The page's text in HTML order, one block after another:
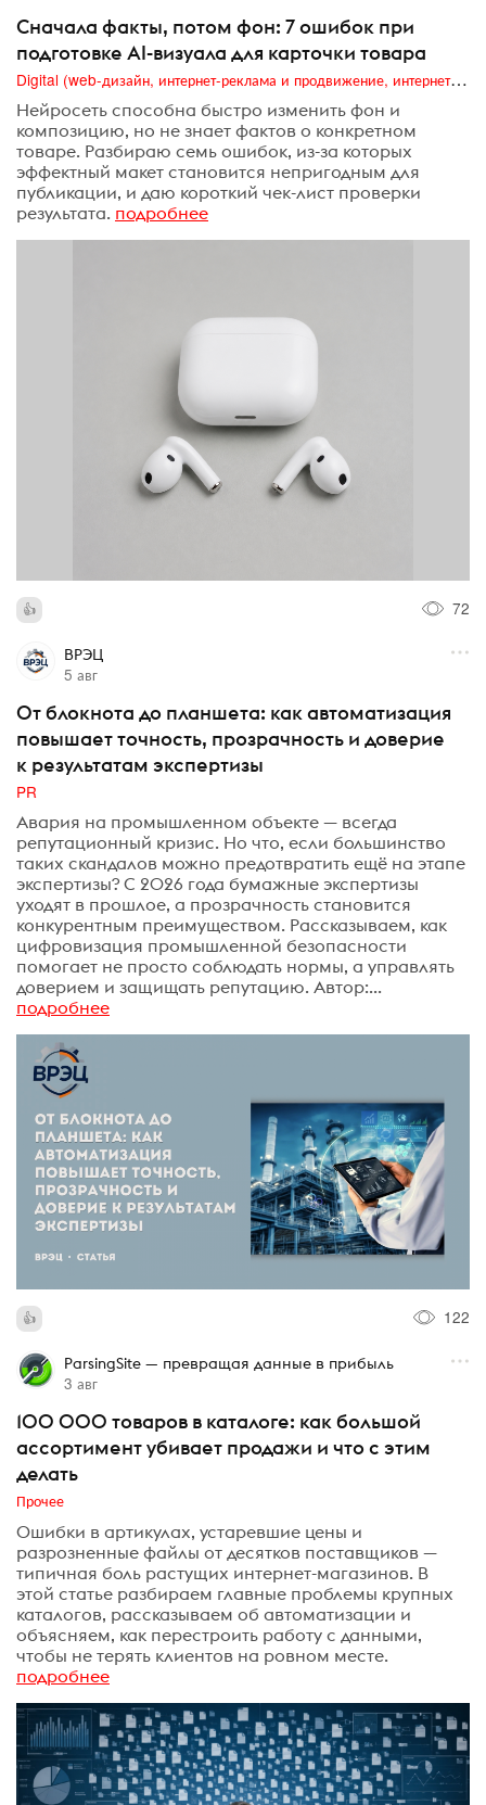
Сначала факты, потом фон: 7 ошибок при
подготовке AI-визуала для карточки товара
Digital (web-дизайн, интернет-реклама и продвижение, интернет-сообщества и блоги, интернет-коммуникации, мобильный маркетинг, реклама на цифровых экранах)
Нейросеть способна быстро изменить фон и
композицию, но не знает фактов о конкретном
товаре. Разбираю семь ошибок, из-за которых
эффектный макет становится непригодным для
публикации, и даю короткий чек-лист проверки
результата. подробнее
72
ВРЭЦ
5 авг
От блокнота до планшета: как автоматизация
повышает точность, прозрачность и доверие
к результатам экспертизы
PR
Авария на промышленном объекте — всегда
репутационный кризис. Но что, если большинство
таких скандалов можно предотвратить ещё на этапе
экспертизы? С 2026 года бумажные экспертизы
уходят в прошлое, а прозрачность становится
конкурентным преимуществом. Рассказываем, как
цифровизация промышленной безопасности
помогает не просто соблюдать нормы, а управлять
доверием и защищать репутацию. Автор:...
подробнее
122
ParsingSite — превращая данные в прибыль
3 авг
100 000 товаров в каталоге: как большой
ассортимент убивает продажи и что с этим
делать
Прочее
Ошибки в артикулах, устаревшие цены и
разрозненные файлы от десятков поставщиков —
типичная боль растущих интернет-магазинов. В
этой статье разбираем главные проблемы крупных
каталогов, рассказываем об автоматизации и
объясняем, как перестроить работу с данными,
чтобы не терять клиентов на ровном месте.
подробнее